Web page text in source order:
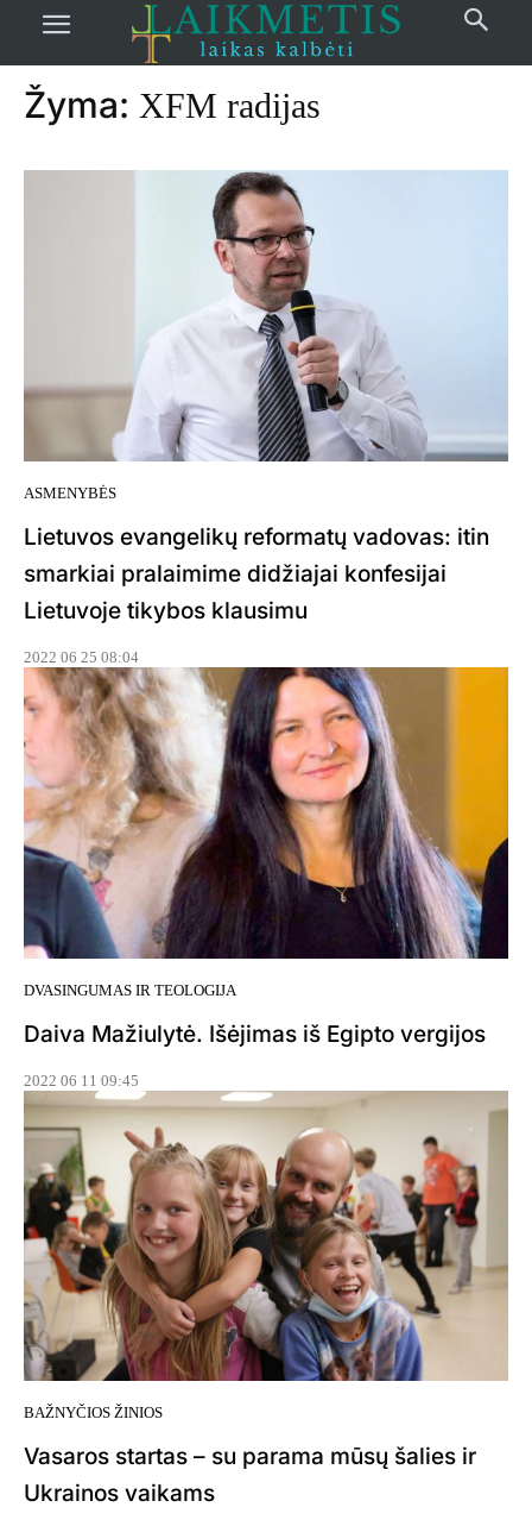
žymos XFM radijas
Žyma: XFM radijas
ASMENYBĖS
Lietuvos evangelikų reformatų vadovas: itin
smarkiai pralaimime didžiajai konfesijai
Lietuvoje tikybos klausimu
2022 06 25 08:04
DVASINGUMAS IR TEOLOGIJA
Daiva Mažiulytė. Išėjimas iš Egipto vergijos
2022 06 11 09:45
BAŽNYČIOS ŽINIOS
Vasaros startas – su parama mūsų šalies ir
Ukrainos vaikams